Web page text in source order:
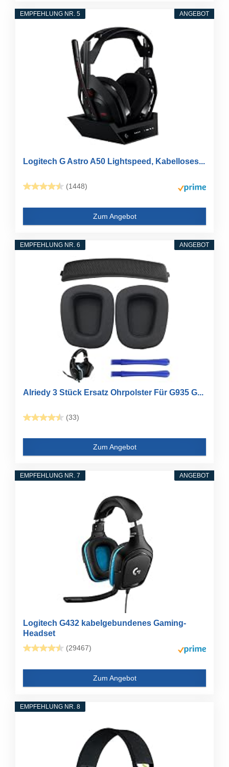
ANGEBOT
EMPFEHLUNG NR. 5
Logitech G Astro A50 Lightspeed, Kabelloses...
(1448)
Zum Angebot
ANGEBOT
EMPFEHLUNG NR. 6
Alriedy 3 Stück Ersatz Ohrpolster Für G935 G...
(33)
Zum Angebot
ANGEBOT
EMPFEHLUNG NR. 7
Logitech G432 kabelgebundenes Gaming-
Headset
(29467)
Zum Angebot
EMPFEHLUNG NR. 8